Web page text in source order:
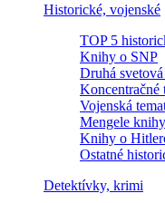
Historické, vojenské
TOP 5
Knihy o SNP
Druhá
Koncentračné
Vojenská
Mengele knihy
Knihy o
Ostatné
Detektívky, krimi